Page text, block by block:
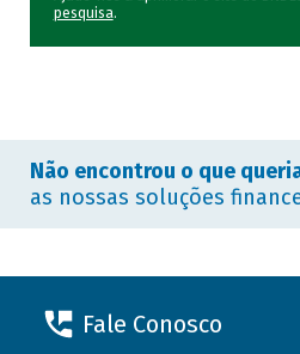
pesquisa.
Não encontrou o que
as nossas soluções
Fale Conosco